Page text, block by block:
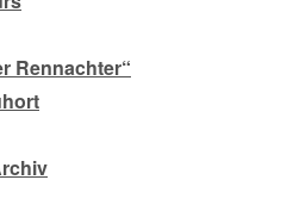
Rennachter“